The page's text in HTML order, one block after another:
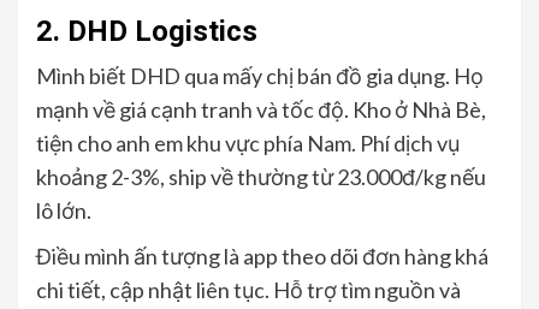
2. DHD Logistics
Mình biết DHD qua mấy chị bán đồ gia dụng. Họ
mạnh về giá cạnh tranh và tốc độ. Kho ở Nhà Bè,
tiện cho anh em khu vực phía Nam. Phí dịch vụ
khoảng 2-3%, ship về thường từ 23.000đ/kg nếu
lô lớn.
Điều mình ấn tượng là app theo dõi đơn hàng khá
chi tiết, cập nhật liên tục. Hỗ trợ tìm nguồn và